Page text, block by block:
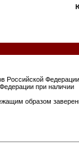
Российской
при наличии
образом